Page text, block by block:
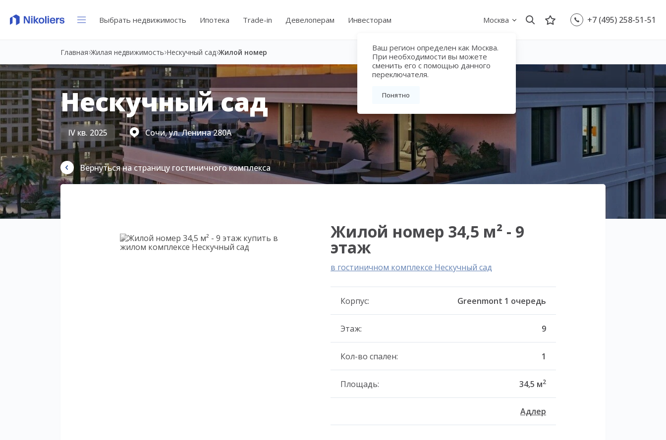
Выбрать недвижимость Ипотека Trade-in Девелоперам Инвесторам Москва
Ваш регион определен как Москва.
При необходимости вы можете
сменить его с помощью данного
переключателя.
Понятно
+7 (495) 258-51-51
Главная Жилая недвижимость Нескучный сад Жилой номер
Нескучный сад
IV кв. 2025 Сочи, ул. Ленина 280А
Вернуться на страницу гостиничного комплекса
Жилой номер 34,5 м² - 9
этаж
в гостиничном комплексе Нескучный сад
Корпус: Greenmont 1 очередь
Этаж: 9
Кол-во спален: 1
Площадь: 34,5 м2
Адлер